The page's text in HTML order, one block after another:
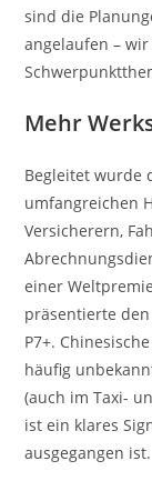
sind die
angelaufen –
Mehr
Begleitet wurde
umfangreichen
Versicherern,
einer
präsentierte
P7+.
häufig
(auch im Taxi-
ist ein klares
ausgegangen ist.